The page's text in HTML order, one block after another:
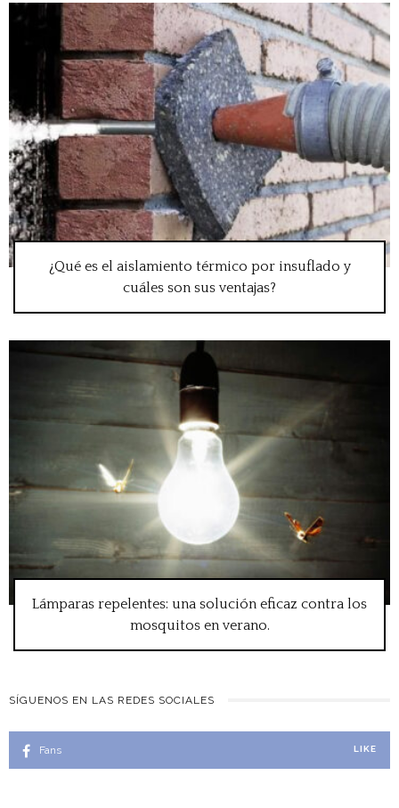
¿Qué es el aislamiento térmico por insuflado y
cuáles son sus ventajas?
Lámparas repelentes: una solución eficaz contra los
mosquitos en verano.
SÍGUENOS EN LAS REDES SOCIALES
Fans LIKE